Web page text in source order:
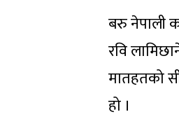
बरु नेपाली
रवि
मातहतको
हो ।